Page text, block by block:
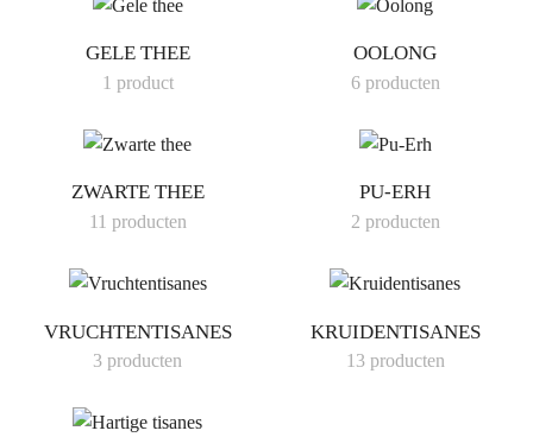
GELE THEE
1 product
OOLONG
6 producten
ZWARTE THEE
11 producten
PU-ERH
2 producten
VRUCHTENTISANES
3 producten
KRUIDENTISANES
13 producten